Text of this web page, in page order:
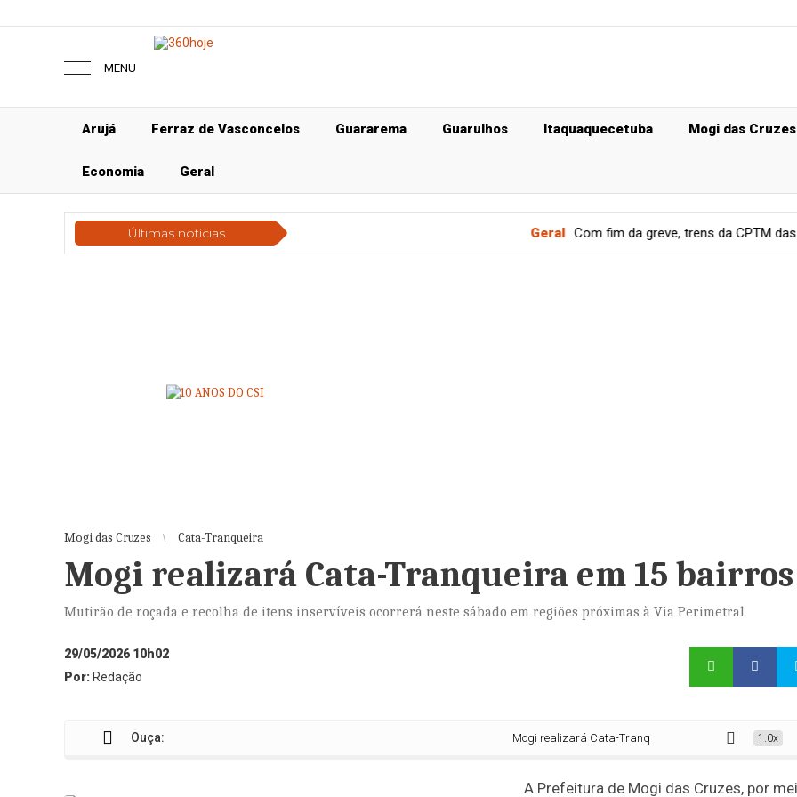
MENU
Arujá Ferraz de Vasconcelos Guararema Guarulhos Itaquaquecetuba Mogi das Cruzes
Economia Geral
Últimas notícias Com fim da greve, trens da CPTM das linhas 11,
Mogi das Cruzes Cata-Tranqueira
Mogi realizará Cata-Tranqueira em 15 bairros
Mutirão de roçada e recolha de itens inservíveis ocorrerá neste sábado em regiões próximas à Via Perimetral
29/05/2026 10h02
Por: Redação
Ouça: Mogi realizará Cata-Tranqueira em 15 bairros 1.0x
A Prefeitura de Mogi das Cruzes, por